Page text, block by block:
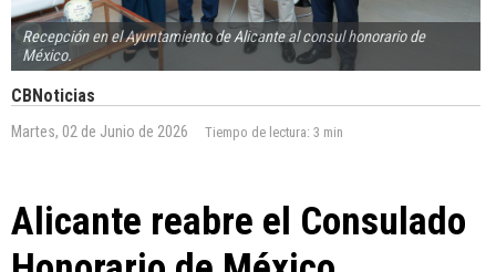
Recepción en el Ayuntamiento de Alicante al consul honorario de
México.
CBNoticias
Martes, 02 de Junio de 2026 Tiempo de lectura: 3 min
Alicante reabre el Consulado